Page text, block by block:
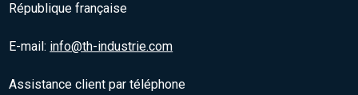
République française
E-mail: info@th-industrie.com
Assistance client par téléphone